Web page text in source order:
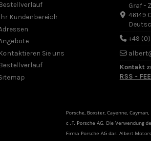
Bestellverlauf
Ihr Kundenbereich
Kontaktieren Sie uns
Bestellverlauf
Graf -
46149
+49
Kontakt
RSS -
Porsche, Boxster, Cayenne,
c .F. Porsche AG. Die Verwendung
Firma Porsche AG dar. Albert